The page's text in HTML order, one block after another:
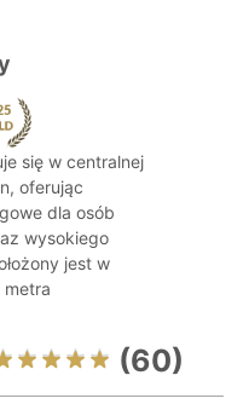
się w centralnej
oferując
dla osób
wysokiego
jest w
metra
(60)